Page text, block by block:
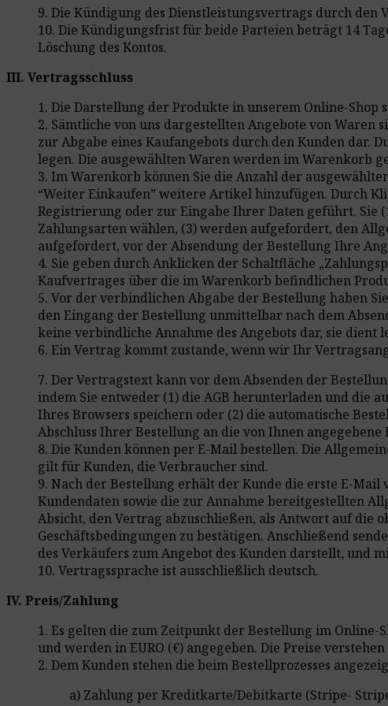
9. Die Kündigung des Dienstleistungsvertrags durch den
10. Die Kündigungsfrist für beide Parteien beträgt 14
Löschung des Kontos.
III. Vertragsschluss
1. Die Darstellung der Produkte in unserem Online-
2. Sämtliche von uns dargestellten Angebote von
zur Abgabe eines Kaufangebots durch den Kunden dar.
legen. Die ausgewählten Waren werden im Warenkorb
3. Im Warenkorb können Sie die Anzahl der
“Weiter Einkaufen” weitere Artikel hinzufügen. Durch
Registrierung oder zur Eingabe Ihrer Daten geführt. Sie
Zahlungsarten wählen, (3) werden aufgefordert, den
aufgefordert, vor der Absendung der Bestellung Ihre
4. Sie geben durch Anklicken der Schaltfläche
Kaufvertrages über die im Warenkorb befindlichen
5. Vor der verbindlichen Abgabe der Bestellung haben
den Eingang der Bestellung unmittelbar nach dem
keine verbindliche Annahme des Angebots dar, sie
6. Ein Vertrag kommt zustande, wenn wir Ihr
7. Der Vertragstext kann vor dem Absenden der
indem Sie entweder (1) die AGB herunterladen und die
Ihres Browsers speichern oder (2) die automatische
Abschluss Ihrer Bestellung an die von Ihnen
8. Die Kunden können per E-Mail bestellen. Die
gilt für Kunden, die Verbraucher sind.
9. Nach der Bestellung erhält der Kunde die erste E-
Kundendaten sowie die zur Annahme bereitgestellten
Absicht, den Vertrag abzuschließen, als Antwort auf die
Geschäftsbedingungen zu bestätigen. Anschließend
des Verkäufers zum Angebot des Kunden darstellt, und
10. Vertragssprache ist ausschließlich deutsch.
IV. Preis/Zahlung
1. Es gelten die zum Zeitpunkt der Bestellung im
und werden in EURO (€) angegeben. Die Preise
2. Dem Kunden stehen die beim Bestellprozesses
a) Zahlung per Kreditkarte/Debitkarte (Stripe-